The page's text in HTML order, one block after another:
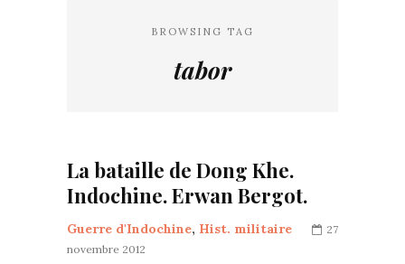
BROWSING TAG
tabor
La bataille de Dong Khe.
Indochine. Erwan Bergot.
Guerre d'Indochine, Hist. militaire
27
novembre 2012